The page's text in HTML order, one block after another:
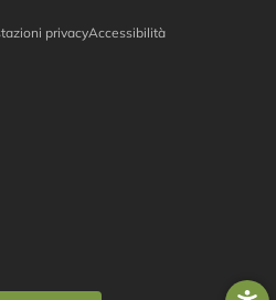
privacyAccessibilità